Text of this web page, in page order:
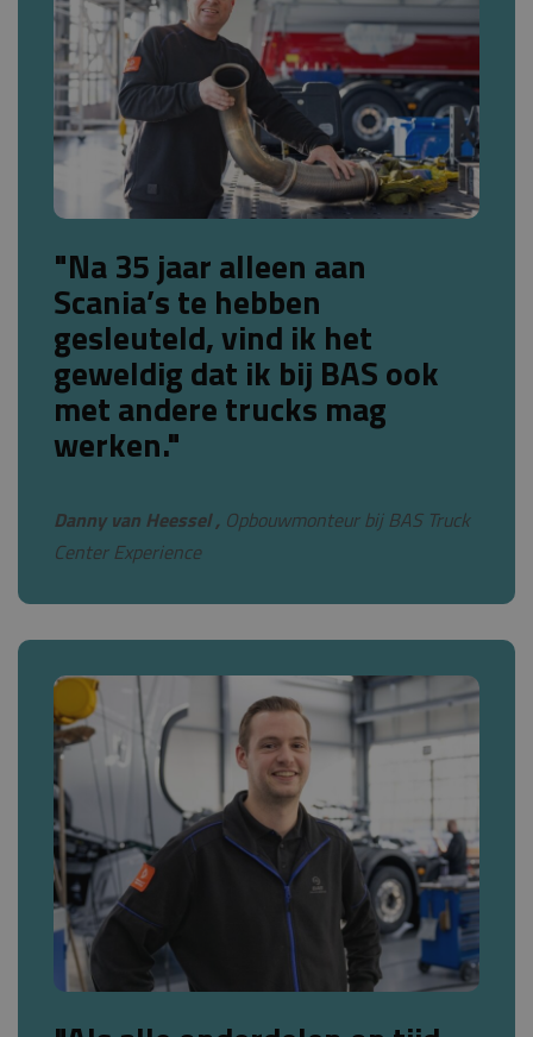
"Na 35 jaar alleen aan
Scania’s te hebben
gesleuteld, vind ik het
geweldig dat ik bij BAS ook
met andere trucks mag
werken."
Danny van Heessel , Opbouwmonteur bij BAS Truck
Center Experience